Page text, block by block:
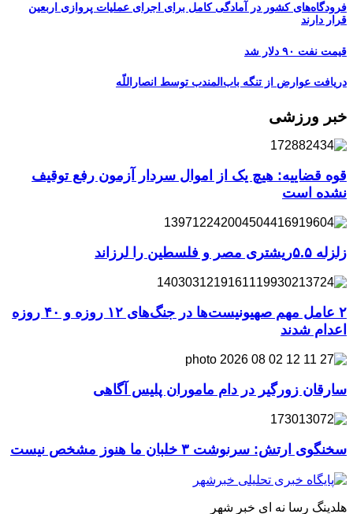
فرودگاه‌های کشور در آمادگی کامل برای اجرای عملیات پروازی اربعین
قرار دارند
قیمت نفت ۹۰ دلار شد
دریافت عوارض از تنگه باب‌المندب توسط انصاراللّه
خبر ورزشی
قوه قضاییه: هیچ یک از اموال سردار آزمون رفع توقیف
نشده است
زلزله ۵.۵ریشتری مصر و فلسطین را لرزاند
۲ عامل مهم صهیونیست‌ها در جنگ‌های ۱۲ روزه و ۴۰ روزه
اعدام شدند
سارقان زورگیر در دام ماموران پلیس آگاهی
سخنگوی ارتش: سرنوشت ۳ خلبان ما هنوز مشخص نیست
هلدینگ رسا نه ای خبر شهر